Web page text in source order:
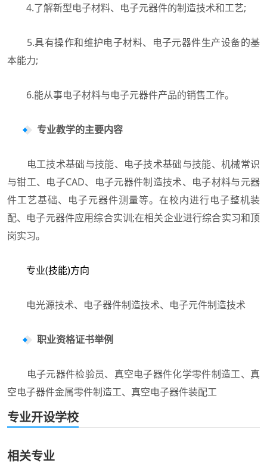
4.了解新型电子材料、电子元器件的制造技术和工艺;
5.具有操作和维护电子材料、电子元器件生产设备的基
本能力;
6.能从事电子材料与电子元器件产品的销售工作。
专业教学的主要内容
电工技术基础与技能、电子技术基础与技能、机械常识
与钳工、电子CAD、电子元器件制造技术、电子材料与元器
件工艺基础、电子元器件测量等。在校内进行电子整机装
配、电子元器件应用综合实训;在相关企业进行综合实习和顶
岗实习。
专业(技能)方向
电光源技术、电子器件制造技术、电子元件制造技术
职业资格证书举例
电子元器件检验员、真空电子器件化学零件制造工、真
空电子器件金属零件制造工、真空电子器件装配工
专业开设学校
相关专业